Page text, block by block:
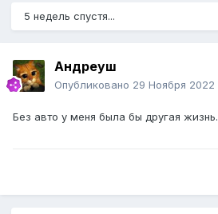
5 недель спустя...
Андреуш
Опубликовано 29 Ноября 2022
Без авто у меня была бы другая жизнь.